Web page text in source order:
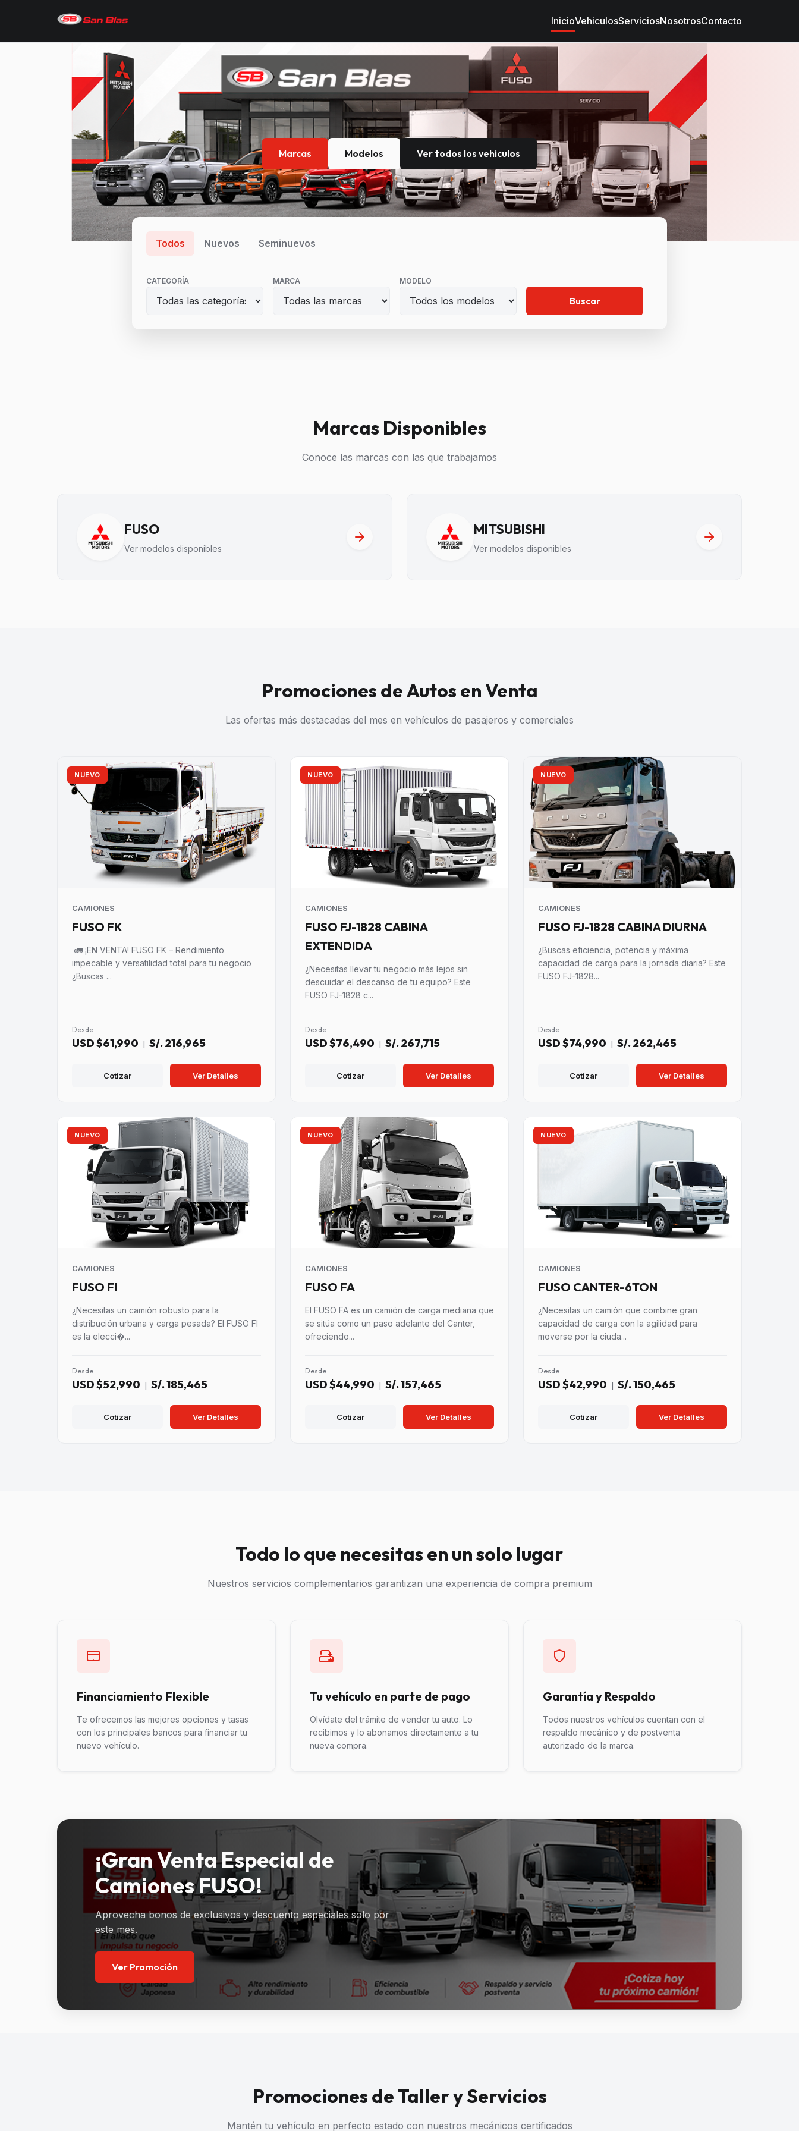
InicioVehiculosServiciosNosotrosContacto
Marcas Modelos Ver todos los vehiculos
Todos Nuevos Seminuevos
CATEGORÍA MARCA MODELO
Buscar
Marcas Disponibles
Conoce las marcas con las que trabajamos
FUSO
Ver modelos disponibles
MITSUBISHI
Ver modelos disponibles
Promociones de Autos en Venta
Las ofertas más destacadas del mes en vehículos de pasajeros y comerciales
NUEVO
CAMIONES
FUSO FK
🚛 ¡EN VENTA! FUSO FK – Rendimiento
impecable y versatilidad total para tu negocio
¿Buscas ...
Desde
USD $61,990 | S/. 216,965
Cotizar Ver Detalles
NUEVO
CAMIONES
FUSO FJ-1828 CABINA
EXTENDIDA
¿Necesitas llevar tu negocio más lejos sin
descuidar el descanso de tu equipo? Este
FUSO FJ-1828 c...
Desde
USD $76,490 | S/. 267,715
Cotizar Ver Detalles
NUEVO
CAMIONES
FUSO FJ-1828 CABINA DIURNA
¿Buscas eficiencia, potencia y máxima
capacidad de carga para la jornada diaria? Este
FUSO FJ-1828...
Desde
USD $74,990 | S/. 262,465
Cotizar Ver Detalles
NUEVO
CAMIONES
FUSO FI
¿Necesitas un camión robusto para la
distribución urbana y carga pesada? El FUSO FI
es la elecci�...
Desde
USD $52,990 | S/. 185,465
Cotizar Ver Detalles
NUEVO
CAMIONES
FUSO FA
El FUSO FA es un camión de carga mediana que
se sitúa como un paso adelante del Canter,
ofreciendo...
Desde
USD $44,990 | S/. 157,465
Cotizar Ver Detalles
NUEVO
CAMIONES
FUSO CANTER-6TON
¿Necesitas un camión que combine gran
capacidad de carga con la agilidad para
moverse por la ciuda...
Desde
USD $42,990 | S/. 150,465
Cotizar Ver Detalles
Todo lo que necesitas en un solo lugar
Nuestros servicios complementarios garantizan una experiencia de compra premium
Financiamiento Flexible
Te ofrecemos las mejores opciones y tasas
con los principales bancos para financiar tu
nuevo vehículo.
Tu vehículo en parte de pago
Olvídate del trámite de vender tu auto. Lo
recibimos y lo abonamos directamente a tu
nueva compra.
Garantía y Respaldo
Todos nuestros vehículos cuentan con el
respaldo mecánico y de postventa
autorizado de la marca.
¡Gran Venta Especial de
Camiones FUSO!
Aprovecha bonos de exclusivos y descuento especiales solo por
este mes.
Ver Promoción
Promociones de Taller y Servicios
Mantén tu vehículo en perfecto estado con nuestros mecánicos certificados